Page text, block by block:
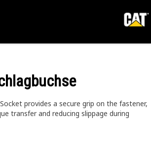
provides a secure grip on the fastener,
transfer and reducing slippage during